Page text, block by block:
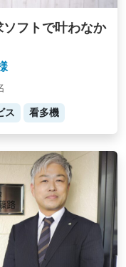
フトで叶わなか
ス 看多機